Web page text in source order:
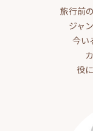
旅行前
ジャ
今い
役